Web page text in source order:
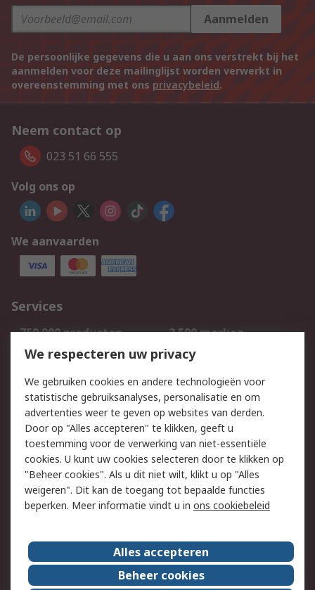
Aanmelden
De persoonlijke gegevens die u aan ons verstrekt bij het
aanmelden voor deze mailinglijst worden verwerkt in
overeenstemming met ons privacybeleid.
Neem contact op
023 51 66 555
Volg ons op
We aanvaarden
Services
750.000 producten
2.500 merken
Bestellen
Inkoopoplossingen
Track & Trace
Wettelijk
Cookiebeleid
Email veiligheid
Privacybeleid
Websitevoorwaarden
Algemene
verkoopvoorwaarden
Over RS
RS Group
Over ons
We respecteren uw privacy
We gebruiken cookies en andere technologieën voor
statistische gebruiksanalyses, personalisatie en om
advertenties weer te geven op websites van derden.
Door op "Alles accepteren" te klikken, geeft u
toestemming voor de verwerking van niet-essentiële
cookies. U kunt uw cookies selecteren door te klikken op
"Beheer cookies". Als u dit niet wilt, klikt u op "Alles
weigeren". Dit kan de toegang tot bepaalde functies
beperken. Meer informatie vindt u in ons cookiebeleid
Alles accepteren
Beheer cookies